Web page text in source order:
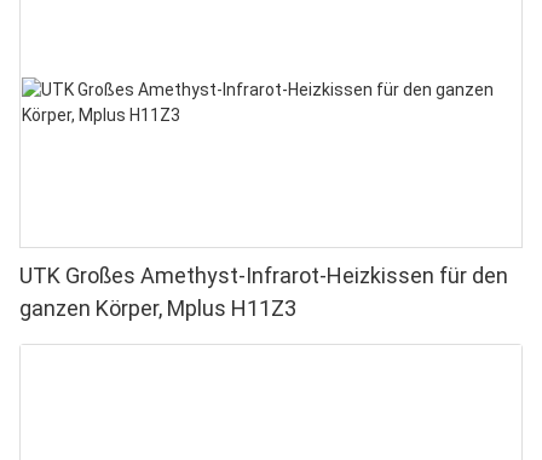
UTK Großes Amethyst-Infrarot-Heizkissen für den
ganzen Körper, Mplus H11Z3